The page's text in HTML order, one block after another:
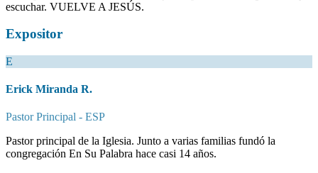
escuchar. VUELVE A JESÚS.
Expositor
E
Erick Miranda R.
Pastor Principal - ESP
Pastor principal de la Iglesia. Junto a varias familias fundó la
congregación En Su Palabra hace casi 14 años.